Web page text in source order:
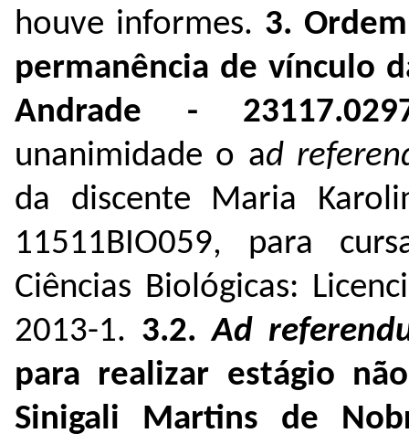
houve informes. 3.
permanência de vínculo
Andrade -
unanimidade o ad
da discente Maria
11511BIO059, para
Ciências Biológicas:
2013-1. 3.2.Ad
para realizar estágio
Sinigali Martins de